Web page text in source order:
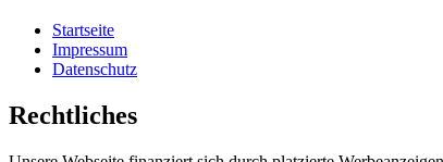
Startseite
Impressum
Datenschutz
Rechtliches